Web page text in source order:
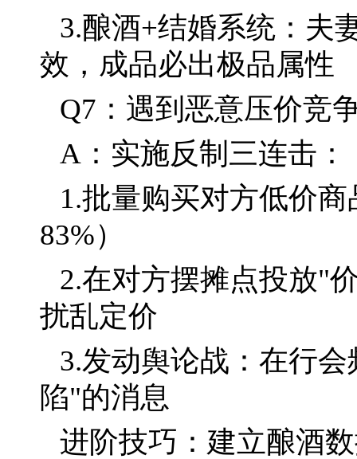
3.酿酒+结婚系统：夫
效，成品必出极品属性
Q7：遇到恶意压价竞
A：实施反制三连击：
1.批量购买对方低价
83%）
2.在对方摆摊点投放"
扰乱定价
3.发动舆论战：在行
陷"的消息
进阶技巧：建立酿酒